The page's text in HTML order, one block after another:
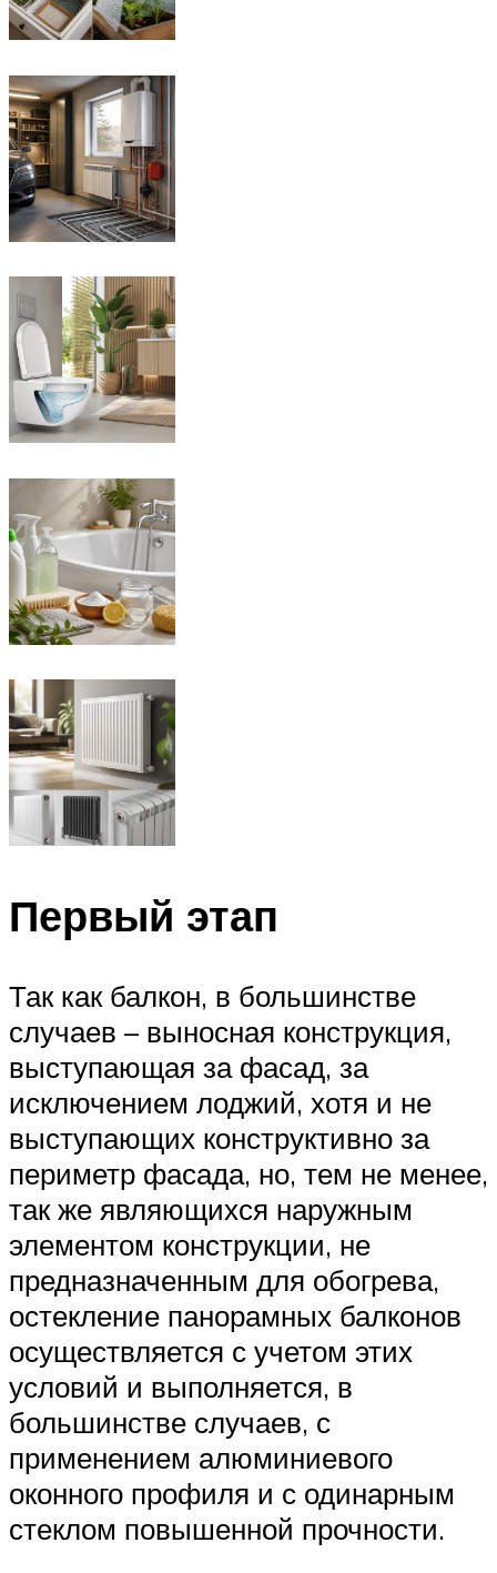
Первый этап
Так как балкон, в большинстве
случаев – выносная конструкция,
выступающая за фасад, за
исключением лоджий, хотя и не
выступающих конструктивно за
периметр фасада, но, тем не менее,
так же являющихся наружным
элементом конструкции, не
предназначенным для обогрева,
остекление панорамных балконов
осуществляется с учетом этих
условий и выполняется, в
большинстве случаев, с
применением алюминиевого
оконного профиля и с одинарным
стеклом повышенной прочности.